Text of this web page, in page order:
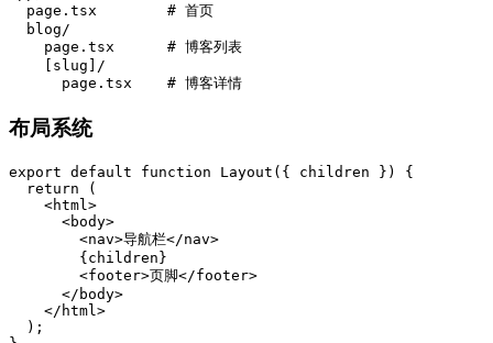
  page.tsx        # 首页
  blog/
    page.tsx      # 博客列表
    [slug]/
布局系统
export default function Layout({ children }) {
  return (
    <html>
      <body>
        <nav>导航栏</nav>
        {children}
        <footer>页脚</footer>
      </body>
    </html>
  );